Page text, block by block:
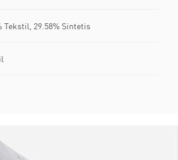
Tekstil, 29.58% Sintetis